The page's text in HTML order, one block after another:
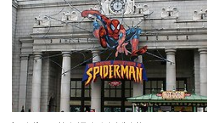
합니다. 즉, 한국에서는 초밥 두 개 분량이 여기에서는 한덩어리로 끝납
니다. 그런 두 배 크기의 초밥이 두 개가 한접시입니다. 더군다나 한국에
서도 싼 초밥집이 접시당 1,500원 정도 하는데 그에 비해 여기는 가격도
120엔으로 저렴하고 초밥의 양도 한국의 두 배에 달합니다. 그렇다면 가
격은 절반 가격..